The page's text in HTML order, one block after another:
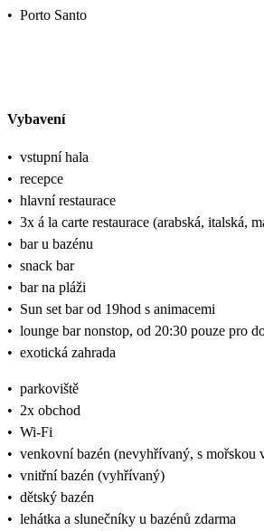
• Porto Santo
Vybavení
• vstupní hala
• recepce
• hlavní restaurace
• 3x á la carte restaurace (arabská, italská,
• bar u bazénu
• snack bar
• bar na pláži
• Sun set bar od 19hod s animacemi
• lounge bar nonstop, od 20:30 pouze pro
• exotická zahrada
• parkoviště
• 2x obchod
• Wi-Fi
• venkovní bazén (nevyhřívaný, s mořskou
• vnitřní bazén (vyhřívaný)
• dětský bazén
• lehátka a slunečníky u bazénů zdarma